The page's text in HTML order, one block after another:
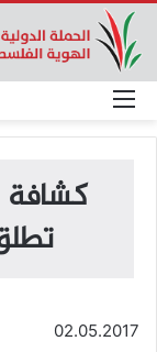
القائمة
كشافة
02.05.2017